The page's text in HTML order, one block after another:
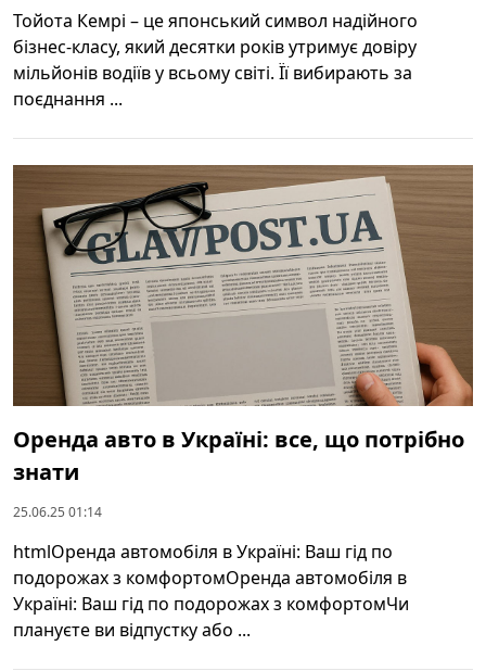
Тойота Кемрі – це японський символ надійного
бізнес-класу, який десятки років утримує довіру
мільйонів водіїв у всьому світі. Її вибирають за
поєднання ...
Оренда авто в Україні: все, що потрібно
знати
25.06.25 01:14
htmlОренда автомобіля в Україні: Ваш гід по
подорожах з комфортомОренда автомобіля в
Україні: Ваш гід по подорожах з комфортомЧи
плануєте ви відпустку або ...